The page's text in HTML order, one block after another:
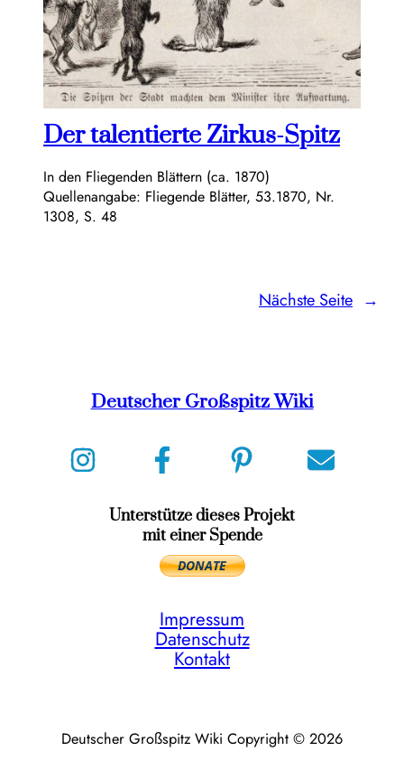
Der talentierte Zirkus-Spitz
In den Fliegenden Blättern (ca. 1870)
Quellenangabe: Fliegende Blätter, 53.1870, Nr.
1308, S. 48
Nächste Seite →
Deutscher Großspitz Wiki
Unterstütze dieses Projekt
mit einer Spende
Impressum
Datenschutz
Kontakt
Deutscher Großspitz Wiki Copyright © 2026